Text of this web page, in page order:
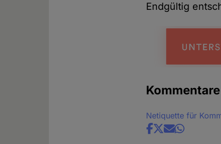
Endgültig
Kommentare
Netiquette für
Share